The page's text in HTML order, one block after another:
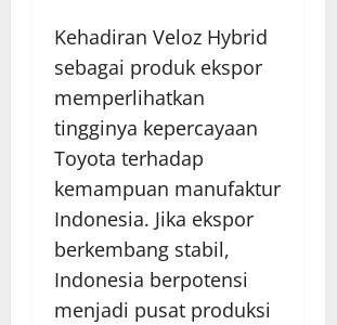
Kehadiran Veloz Hybrid
sebagai produk ekspor
memperlihatkan
tingginya kepercayaan
Toyota terhadap
kemampuan manufaktur
Indonesia. Jika ekspor
berkembang stabil,
Indonesia berpotensi
menjadi pusat produksi